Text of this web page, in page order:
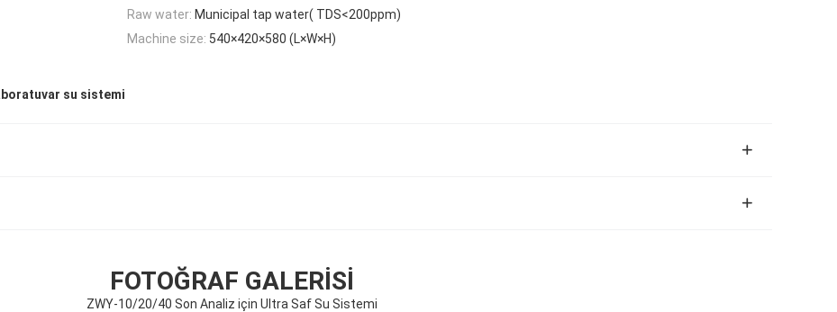
Raw water: Municipal tap water( TDS<200ppm)
Machine size: 540×420×580 (L×W×H)
su sistemi
FOTOĞRAF GALERISI
ZWY-10/20/40 Son Analiz için Ultra Saf Su Sistemi